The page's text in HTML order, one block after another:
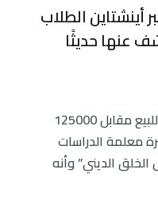
أينشتاين الطلاب
عنها حديثًا
تمّ طرح رسالة قديمة من أينشتاين للبيع مقابل 125000
معلمة الدراسات
الخلق الديني” وأنه